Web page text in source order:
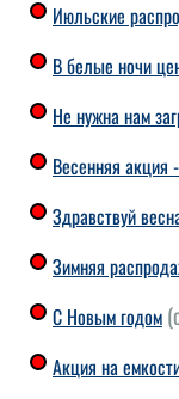
Июльские
В белые ночи
Не нужна нам
Весенняя акция
Здравствуй
Зимняя
С Новым годом
Акция на